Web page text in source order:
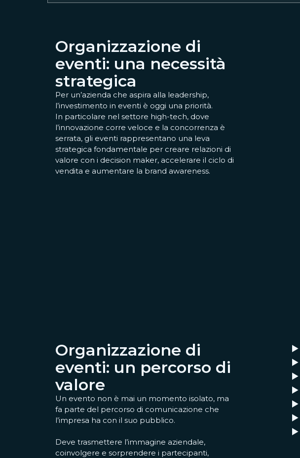
Organizzazione di
eventi: una necessità
strategica
Per un’azienda che aspira alla leadership,
l’investimento in eventi è oggi una priorità.
In particolare nel settore high-tech, dove
l’innovazione corre veloce e la concorrenza è
serrata, gli eventi rappresentano una leva
strategica fondamentale per creare relazioni di
valore con i decision maker, accelerare il ciclo di
vendita e aumentare la brand awareness.
Organizzazione di
eventi: un percorso di
valore
Un evento non è mai un momento isolato, ma
fa parte del percorso di comunicazione che
l’impresa ha con il suo pubblico.
Deve trasmettere l’immagine aziendale,
coinvolgere e sorprendere i partecipanti,